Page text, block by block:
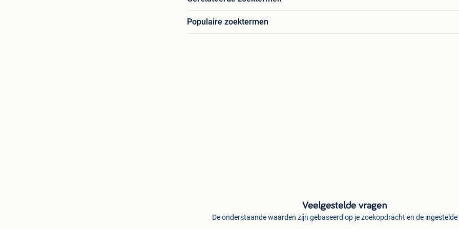
Populaire zoektermen
Veelgestelde vragen
De onderstaande waarden zijn gebaseerd op je zoekopdracht en de